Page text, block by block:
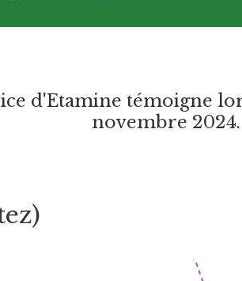
d'Etamine témoigne
novembre 2024.